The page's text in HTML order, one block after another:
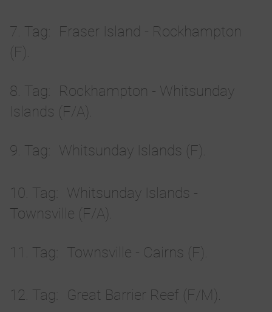
7. Tag
Fraser Island - Rockhampton
(F).
8. Tag
Rockhampton - Whitsunday
Islands (F/A).
9. Tag Whitsunday Islands (F).
10. Tag
Whitsunday Islands -
Townsville (F/A).
11. Tag Townsville - Cairns (F).
12. Tag Great Barrier Reef (F/M).